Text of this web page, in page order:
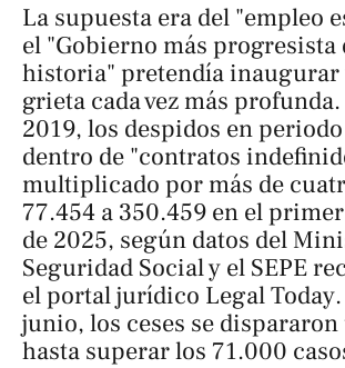
La supuesta era del "empleo
el "Gobierno más progresista
historia" pretendía inaugurar
grieta cada vez más
2019, los despidos en
dentro de "contratos
multiplicado por más de
77.454 a 350.459 en el
de 2025, según datos del
Seguridad Social y el SEPE
el portal jurídico Legal Today
junio, los ceses se dispararon
hasta superar los 71.000